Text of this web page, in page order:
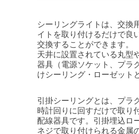
シーリングライトは、交換
イトを取り付けるだけで良
交換することができます。
天井に設置されている丸型
器具（電源ソケット、プラ
けシーリング・ローゼット
引掛シーリングとは、プラ
時計回りに回すだけで取り
配線器具です。引掛埋込ロ
ネジで取り付けられる金属